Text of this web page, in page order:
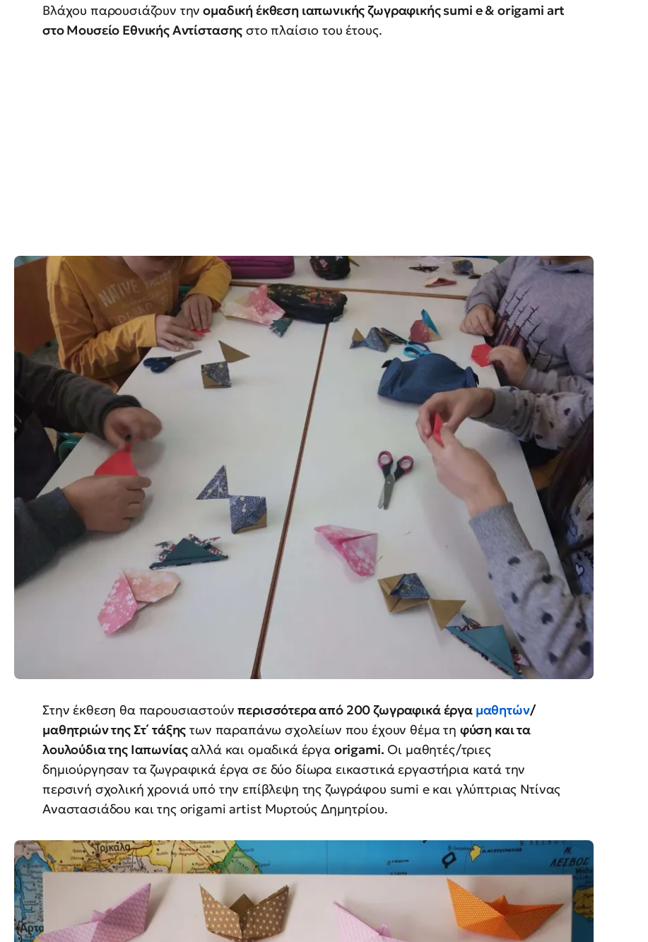
Βλάχου παρουσιάζουν την ομαδική έκθεση ιαπωνικής ζωγραφικής sumi e & origami art
στο Μουσείο Εθνικής Αντίστασης στο πλαίσιο του έτους.
Στην έκθεση θα παρουσιαστούνπερισσότερα από 200 ζωγραφικά έργα μαθητών/
μαθητριών της Στ΄ τάξης των παραπάνω σχολείων που έχουν θέμα τη φύση και τα
λουλούδια της Ιαπωνίαςαλλά και ομαδικά έργα origami. Οι μαθητές/τριες
δημιούργησαν τα ζωγραφικά έργα σε δύο δίωρα εικαστικά εργαστήρια κατά την
περσινή σχολική χρονιά υπό την επίβλεψη της ζωγράφου sumi e και γλύπτριας Ντίνας
Αναστασιάδου και της origami artist Μυρτούς Δημητρίου.